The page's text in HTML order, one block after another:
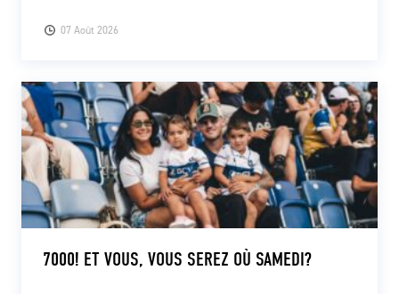
07 Août 2026
7000! ET VOUS, VOUS SEREZ OÙ SAMEDI?